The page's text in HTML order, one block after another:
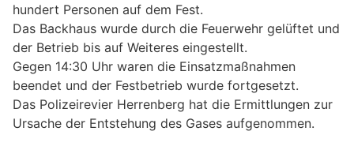
hundert Personen auf dem Fest.
Das Backhaus wurde durch die Feuerwehr gelüftet und
der Betrieb bis auf Weiteres eingestellt.
Gegen 14:30 Uhr waren die Einsatzmaßnahmen
beendet und der Festbetrieb wurde fortgesetzt.
Das Polizeirevier Herrenberg hat die Ermittlungen zur
Ursache der Entstehung des Gases aufgenommen.